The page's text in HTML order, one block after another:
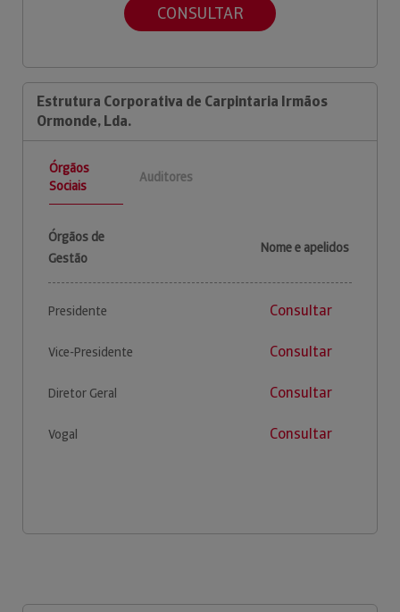
CONSULTAR
Estrutura Corporativa de Carpintaria Irmãos
Ormonde, Lda.
Órgãos
Sociais
Auditores
Órgãos de
Gestão
Nome e apelidos
Presidente Consultar
Vice-Presidente Consultar
Diretor Geral Consultar
Vogal Consultar